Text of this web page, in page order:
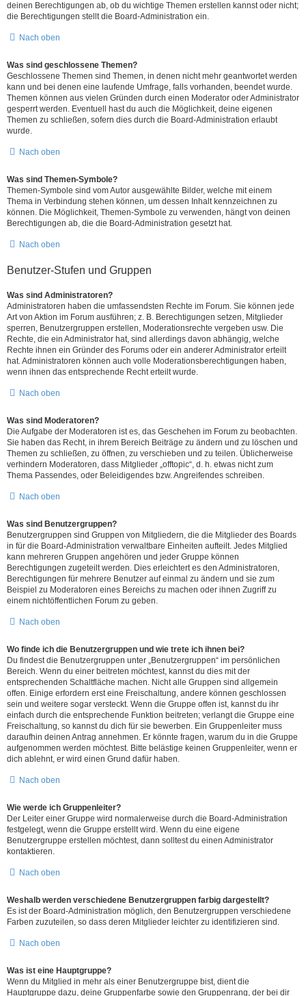
deinen Berechtigungen ab, ob du wichtige Themen erstellen kannst oder nicht;
die Berechtigungen stellt die Board-Administration ein.
Nach oben
Was sind geschlossene Themen?
Geschlossene Themen sind Themen, in denen nicht mehr geantwortet werden
kann und bei denen eine laufende Umfrage, falls vorhanden, beendet wurde.
Themen können aus vielen Gründen durch einen Moderator oder Administrator
gesperrt werden. Eventuell hast du auch die Möglichkeit, deine eigenen
Themen zu schließen, sofern dies durch die Board-Administration erlaubt
wurde.
Nach oben
Was sind Themen-Symbole?
Themen-Symbole sind vom Autor ausgewählte Bilder, welche mit einem
Thema in Verbindung stehen können, um dessen Inhalt kennzeichnen zu
können. Die Möglichkeit, Themen-Symbole zu verwenden, hängt von deinen
Berechtigungen ab, die die Board-Administration gesetzt hat.
Nach oben
Benutzer-Stufen und Gruppen
Was sind Administratoren?
Administratoren haben die umfassendsten Rechte im Forum. Sie können jede
Art von Aktion im Forum ausführen; z. B. Berechtigungen setzen, Mitglieder
sperren, Benutzergruppen erstellen, Moderationsrechte vergeben usw. Die
Rechte, die ein Administrator hat, sind allerdings davon abhängig, welche
Rechte ihnen ein Gründer des Forums oder ein anderer Administrator erteilt
hat. Administratoren können auch volle Moderationsberechtigungen haben,
wenn ihnen das entsprechende Recht erteilt wurde.
Nach oben
Was sind Moderatoren?
Die Aufgabe der Moderatoren ist es, das Geschehen im Forum zu beobachten.
Sie haben das Recht, in ihrem Bereich Beiträge zu ändern und zu löschen und
Themen zu schließen, zu öffnen, zu verschieben und zu teilen. Üblicherweise
verhindern Moderatoren, dass Mitglieder „offtopic“, d. h. etwas nicht zum
Thema Passendes, oder Beleidigendes bzw. Angreifendes schreiben.
Nach oben
Was sind Benutzergruppen?
Benutzergruppen sind Gruppen von Mitgliedern, die die Mitglieder des Boards
in für die Board-Administration verwaltbare Einheiten aufteilt. Jedes Mitglied
kann mehreren Gruppen angehören und jeder Gruppe können
Berechtigungen zugeteilt werden. Dies erleichtert es den Administratoren,
Berechtigungen für mehrere Benutzer auf einmal zu ändern und sie zum
Beispiel zu Moderatoren eines Bereichs zu machen oder ihnen Zugriff zu
einem nichtöffentlichen Forum zu geben.
Nach oben
Wo finde ich die Benutzergruppen und wie trete ich ihnen bei?
Du findest die Benutzergruppen unter „Benutzergruppen“ im persönlichen
Bereich. Wenn du einer beitreten möchtest, kannst du dies mit der
entsprechenden Schaltfläche machen. Nicht alle Gruppen sind allgemein
offen. Einige erfordern erst eine Freischaltung, andere können geschlossen
sein und weitere sogar versteckt. Wenn die Gruppe offen ist, kannst du ihr
einfach durch die entsprechende Funktion beitreten; verlangt die Gruppe eine
Freischaltung, so kannst du dich für sie bewerben. Ein Gruppenleiter muss
daraufhin deinen Antrag annehmen. Er könnte fragen, warum du in die Gruppe
aufgenommen werden möchtest. Bitte belästige keinen Gruppenleiter, wenn er
dich ablehnt, er wird einen Grund dafür haben.
Nach oben
Wie werde ich Gruppenleiter?
Der Leiter einer Gruppe wird normalerweise durch die Board-Administration
festgelegt, wenn die Gruppe erstellt wird. Wenn du eine eigene
Benutzergruppe erstellen möchtest, dann solltest du einen Administrator
kontaktieren.
Nach oben
Weshalb werden verschiedene Benutzergruppen farbig dargestellt?
Es ist der Board-Administration möglich, den Benutzergruppen verschiedene
Farben zuzuteilen, so dass deren Mitglieder leichter zu identifizieren sind.
Nach oben
Was ist eine Hauptgruppe?
Wenn du Mitglied in mehr als einer Benutzergruppe bist, dient die
Hauptgruppe dazu, deine Gruppenfarbe sowie den Gruppenrang, der bei dir